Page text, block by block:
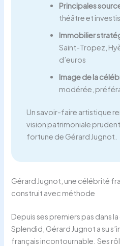
Principales
théâtre et
Immobilier
Saint-Tropez,
d’euros
Image de la
modérée,
Un savoir-faire artistique
vision patrimoniale
fortune de Gérard Jugnot.
Gérard Jugnot, une célébrité
construit avec méthode
Depuis ses premiers pas dans
Splendid, Gérard Jugnot a su
français incontournable. Ses